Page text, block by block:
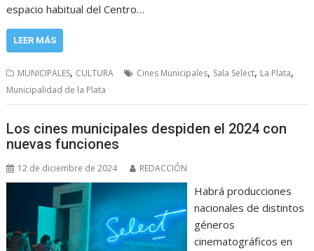
espacio habitual del Centro…
LEER MÁS
MUNICIPALES, CULTURA Cines Municipales, Sala Select, La Plata,
Municipalidad de la Plata
Los cines municipales despiden el 2024 con
nuevas funciones
12 de diciembre de 2024 REDACCIÓN
Habrá producciones
nacionales de distintos
géneros
cinematográficos en